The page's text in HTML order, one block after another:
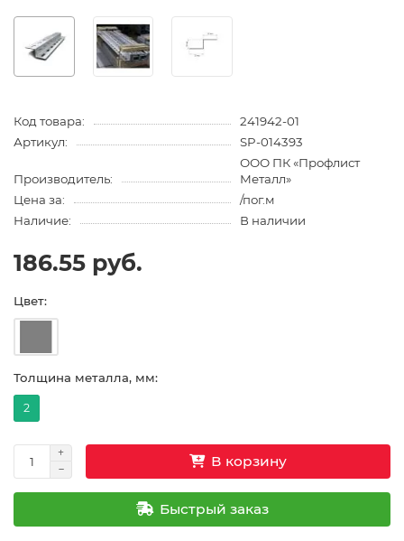
Код товара:
241942-01
Артикул:
SP-014393
Производитель:
ООО ПК «Профлист
Металл»
Цена за:
/пог.м
Наличие:
В наличии
186.55 руб.
Цвет:
Толщина металла, мм:
2
В корзину
Быстрый заказ